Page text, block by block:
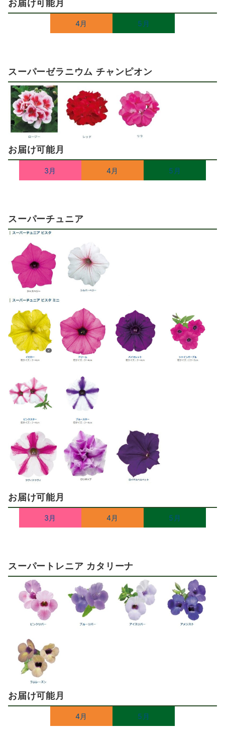
お届け可能月
4月 5月
スーパーゼラニウム チャンピオン
お届け可能月
3月 4月 5月
スーパーチュニア
お届け可能月
3月 4月 5月
スーパートレニア カタリーナ
お届け可能月
4月 5月